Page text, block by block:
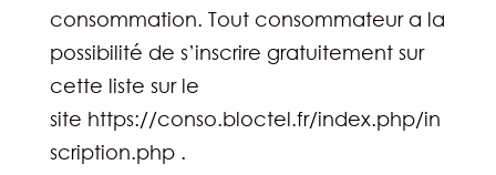
consommation. Tout consommateur a la
possibilité de s’inscrire gratuitement sur
cette liste sur le
site https://conso.bloctel.fr/index.php/in
scription.php .